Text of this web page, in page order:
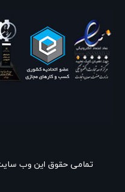
تمامی حقوق این وب